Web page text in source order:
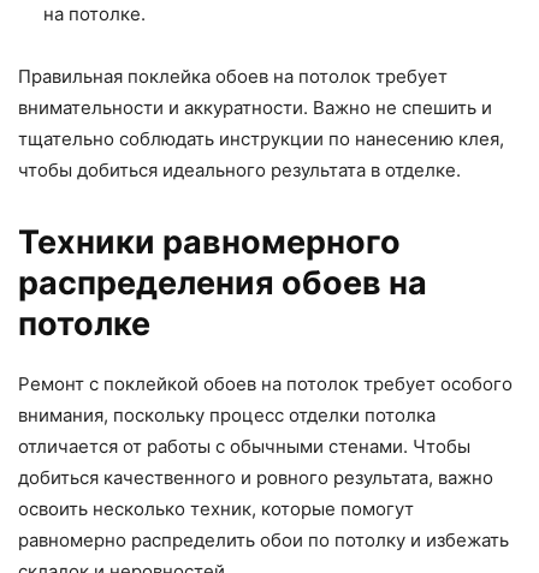
на потолке.
Правильная поклейка обоев на потолок требует
внимательности и аккуратности. Важно не спешить и
тщательно соблюдать инструкции по нанесению клея,
чтобы добиться идеального результата в отделке.
Техники равномерного
распределения обоев на
потолке
Ремонт с поклейкой обоев на потолок требует особого
внимания, поскольку процесс отделки потолка
отличается от работы с обычными стенами. Чтобы
добиться качественного и ровного результата, важно
освоить несколько техник, которые помогут
равномерно распределить обои по потолку и избежать